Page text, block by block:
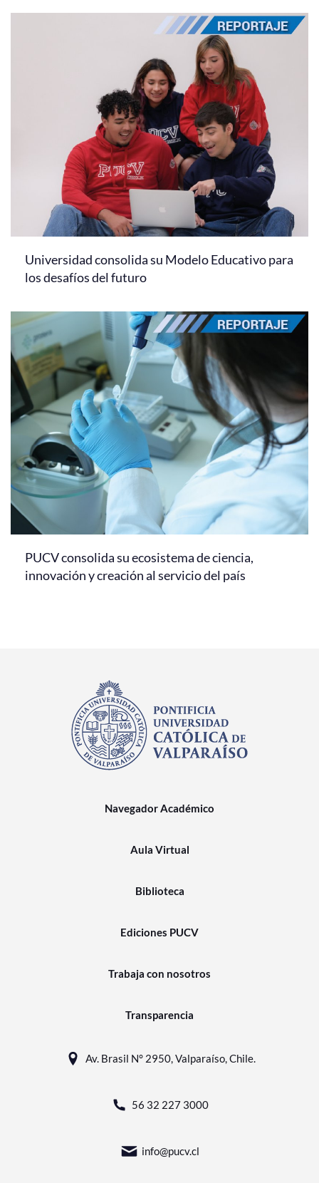
Universidad consolida su Modelo Educativo para
los desafíos del futuro
PUCV consolida su ecosistema de ciencia,
innovación y creación al servicio del país
Navegador Académico
Aula Virtual
Biblioteca
Ediciones PUCV
Trabaja con nosotros
Transparencia
Av. Brasil N° 2950, Valparaíso, Chile.
56 32 227 3000
info@pucv.cl